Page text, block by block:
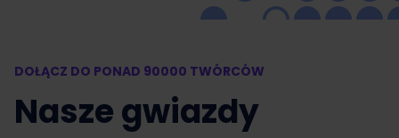
DOŁĄCZ DO PONAD 90000 TWÓRCÓW
Nasze gwiazdy